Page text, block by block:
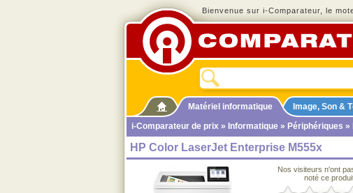
Bienvenue sur i-Comparateur, le
Matériel informatique Image, Son &
i-Comparateur de prix » Informatique » Périphériques »
HP Color LaserJet Enterprise M555x
Nos visiteurs n'ont
noté ce